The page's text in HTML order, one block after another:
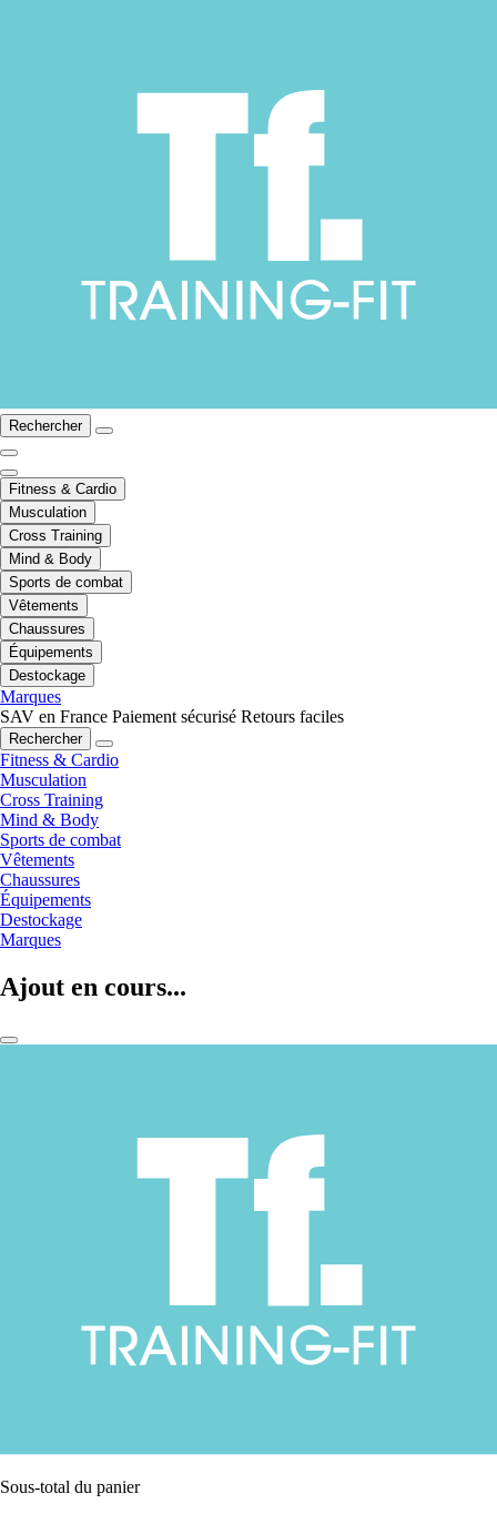
Rechercher
Fitness & Cardio
Musculation
Cross Training
Mind & Body
Sports de combat
Vêtements
Chaussures
Équipements
Destockage
Marques
SAV en France Paiement sécurisé Retours faciles
Rechercher
Fitness & Cardio
Musculation
Cross Training
Mind & Body
Sports de combat
Vêtements
Chaussures
Équipements
Destockage
Marques
Ajout en cours...
Sous-total du panier